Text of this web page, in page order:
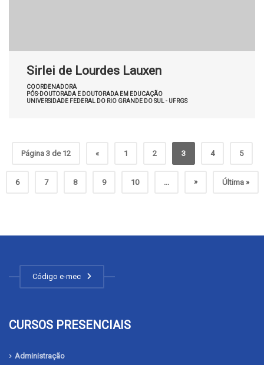
Sirlei de Lourdes Lauxen
COORDENADORA
PÓS-DOUTORADA E DOUTORADA EM EDUCAÇÃO
UNIVERSIDADE FEDERAL DO RIO GRANDE DO SUL - UFRGS
Página 3 de 12 « 1 2 3 4 5
6 7 8 9 10 ... » Última »
Código e-mec
CURSOS PRESENCIAIS
Administração